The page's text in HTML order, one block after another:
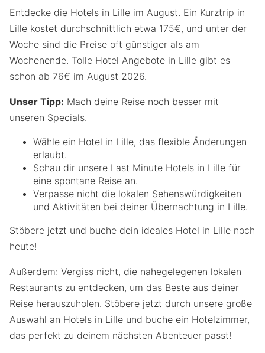
Entdecke die Hotels in Lille im August. Ein Kurztrip in
Lille kostet durchschnittlich etwa 175€, und unter der
Woche sind die Preise oft günstiger als am
Wochenende. Tolle Hotel Angebote in Lille gibt es
schon ab 76€ im August 2026.
Unser Tipp: Mach deine Reise noch besser mit
unseren Specials.
Wähle ein Hotel in Lille, das flexible Änderungen
erlaubt.
Schau dir unsere Last Minute Hotels in Lille für
eine spontane Reise an.
Verpasse nicht die lokalen Sehenswürdigkeiten
und Aktivitäten bei deiner Übernachtung in Lille.
Stöbere jetzt und buche dein ideales Hotel in Lille noch
heute!
Außerdem: Vergiss nicht, die nahegelegenen lokalen
Restaurants zu entdecken, um das Beste aus deiner
Reise herauszuholen. Stöbere jetzt durch unsere große
Auswahl an Hotels in Lille und buche ein Hotelzimmer,
das perfekt zu deinem nächsten Abenteuer passt!